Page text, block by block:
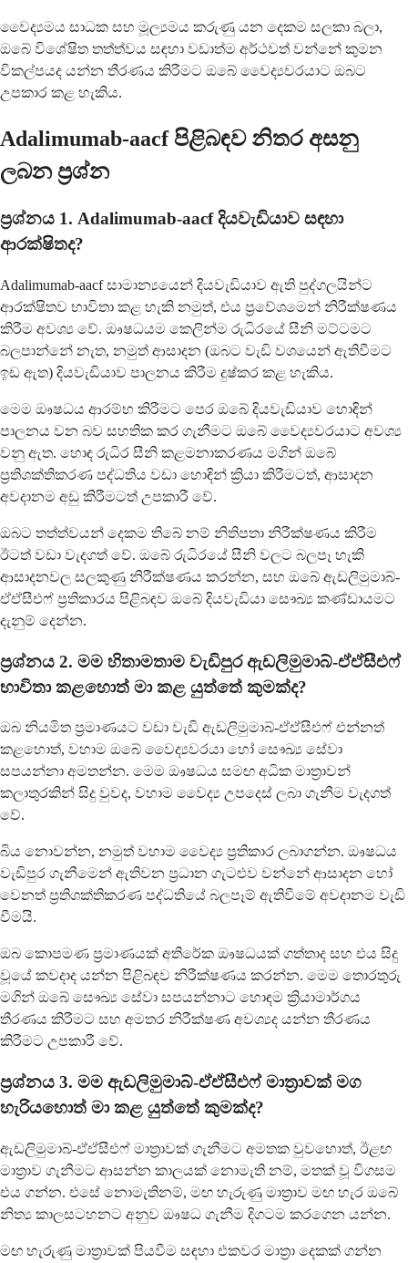
වෛද්‍යමය සාධක සහ මූල්‍යමය කරුණු යන දෙකම සලකා බලා,
ඔබේ විශේෂිත තත්ත්වය සඳහා වඩාත්ම අර්ථවත් වන්නේ කුමන
විකල්පයද යන්න තීරණය කිරීමට ඔබේ වෛද්‍යවරයාට ඔබට
උපකාර කළ හැකිය.
Adalimumab-aacf පිළිබඳව නිතර අසනු
ලබන ප්‍රශ්න
ප්‍රශ්නය 1. Adalimumab-aacf දියවැඩියාව සඳහා
ආරක්ෂිතද?
Adalimumab-aacf සාමාන්‍යයෙන් දියවැඩියාව ඇති පුද්ගලයින්ට
ආරක්ෂිතව භාවිතා කළ හැකි නමුත්, එය ප්‍රවේශමෙන් නිරීක්ෂණය
කිරීම අවශ්‍ය වේ. ඖෂධයම කෙලින්ම රුධිරයේ සීනි මට්ටමට
බලපාන්නේ නැත, නමුත් ආසාදන (ඔබට වැඩි වශයෙන් ඇතිවීමට
ඉඩ ඇත) දියවැඩියාව පාලනය කිරීම දුෂ්කර කළ හැකිය.
මෙම ඖෂධය ආරම්භ කිරීමට පෙර ඔබේ දියවැඩියාව හොඳින්
පාලනය වන බව සහතික කර ගැනීමට ඔබේ වෛද්‍යවරයාට අවශ්‍ය
වනු ඇත. හොඳ රුධිර සීනි කළමනාකරණය මගින් ඔබේ
ප්‍රතිශක්තිකරණ පද්ධතිය වඩා හොඳින් ක්‍රියා කිරීමටත්, ආසාදන
අවදානම අඩු කිරීමටත් උපකාරී වේ.
ඔබට තත්ත්වයන් දෙකම තිබේ නම් නිතිපතා නිරීක්ෂණය කිරීම
ඊටත් වඩා වැදගත් වේ. ඔබේ රුධිරයේ සීනි වලට බලපෑ හැකි
ආසාදනවල සලකුණු නිරීක්ෂණය කරන්න, සහ ඔබේ ඇඩලිමුමාබ්-
ඒඒසීඑෆ් ප්‍රතිකාරය පිළිබඳව ඔබේ දියවැඩියා සෞඛ්‍ය කණ්ඩායමට
දැනුම් දෙන්න.
ප්‍රශ්නය 2. මම හිතාමතාම වැඩිපුර ඇඩලිමුමාබ්-ඒඒසීඑෆ්
භාවිතා කළහොත් මා කළ යුත්තේ කුමක්ද?
ඔබ නියමිත ප්‍රමාණයට වඩා වැඩි ඇඩලිමුමාබ්-ඒඒසීඑෆ් එන්නත්
කළහොත්, වහාම ඔබේ වෛද්‍යවරයා හෝ සෞඛ්‍ය සේවා
සපයන්නා අමතන්න. මෙම ඖෂධය සමඟ අධික මාත්‍රාවන්
කලාතුරකින් සිදු වුවද, වහාම වෛද්‍ය උපදෙස් ලබා ගැනීම වැදගත්
වේ.
බිය නොවන්න, නමුත් වහාම වෛද්‍ය ප්‍රතිකාර ලබාගන්න. ඖෂධය
වැඩිපුර ගැනීමෙන් ඇතිවන ප්‍රධාන ගැටළුව වන්නේ ආසාදන හෝ
වෙනත් ප්‍රතිශක්තිකරණ පද්ධතියේ බලපෑම් ඇතිවීමේ අවදානම වැඩි
වීමයි.
ඔබ කොපමණ ප්‍රමාණයක් අතිරේක ඖෂධයක් ගත්තාද සහ එය සිදු
වූයේ කවදාද යන්න පිළිබඳව නිරීක්ෂණය කරන්න. මෙම තොරතුරු
මගින් ඔබේ සෞඛ්‍ය සේවා සපයන්නාට හොඳම ක්‍රියාමාර්ගය
තීරණය කිරීමට සහ අමතර නිරීක්ෂණ අවශ්‍යද යන්න තීරණය
කිරීමට උපකාරී වේ.
ප්‍රශ්නය 3. මම ඇඩලිමුමාබ්-ඒඒසීඑෆ් මාත්‍රාවක් මග
හැරියහොත් මා කළ යුත්තේ කුමක්ද?
ඇඩලිමුමාබ්-ඒඒසීඑෆ් මාත්‍රාවක් ගැනීමට අමතක වුවහොත්, ඊළඟ
මාත්‍රාව ගැනීමට ආසන්න කාලයක් නොමැති නම්, මතක් වූ විගසම
එය ගන්න. එසේ නොමැතිනම්, මඟ හැරුණු මාත්‍රාව මඟ හැර ඔබේ
නිත්‍ය කාලසටහනට අනුව ඖෂධ ගැනීම දිගටම කරගෙන යන්න.
මඟ හැරුණු මාත්‍රාවක් පියවීම සඳහා එකවර මාත්‍රා දෙකක් ගන්න